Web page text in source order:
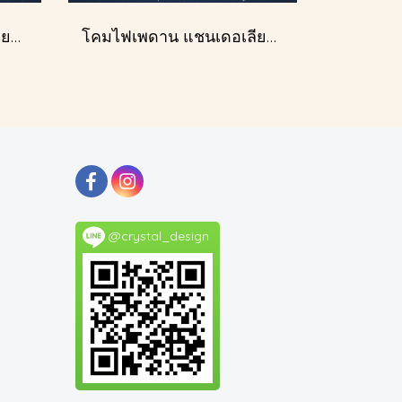
โคมไฟเพดาน แชนเดอเลียร์ รุ่น A028-D60 โคมไฟเพดาน แชนเดอเลียร์ รุ่น 183586
@crystal_design